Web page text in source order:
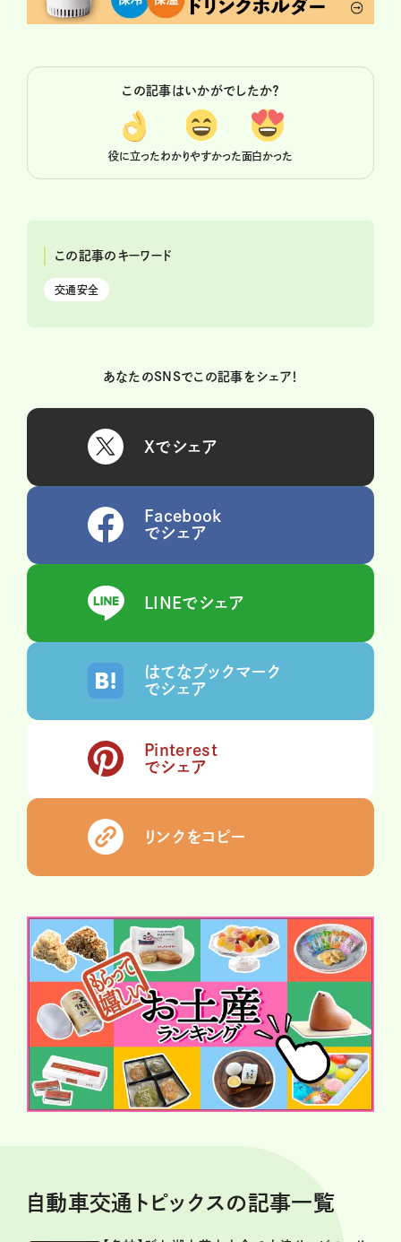
この記事はいかがでしたか？
役に立ったわかりやすかった面白かった
この記事のキーワード
交通安全
あなたのSNSでこの記事をシェア！
Xでシェア
Facebook
でシェア
LINEでシェア
はてなブックマーク
でシェア
Pinterest
でシェア
リンクをコピー
自動車交通トピックスの記事一覧